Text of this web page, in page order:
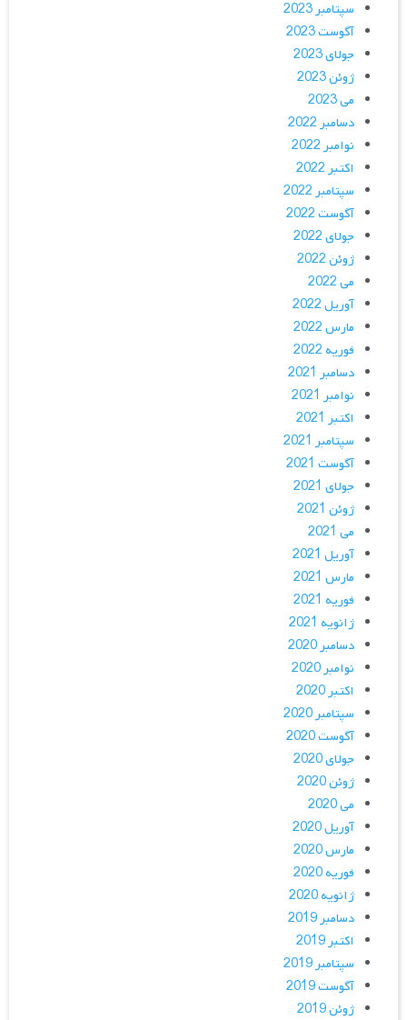
سپتامبر 2023
آگوست 2023
جولای 2023
ژوئن 2023
می 2023
دسامبر 2022
نوامبر 2022
اکتبر 2022
سپتامبر 2022
آگوست 2022
جولای 2022
ژوئن 2022
می 2022
آوریل 2022
مارس 2022
فوریه 2022
دسامبر 2021
نوامبر 2021
اکتبر 2021
سپتامبر 2021
آگوست 2021
جولای 2021
ژوئن 2021
می 2021
آوریل 2021
مارس 2021
فوریه 2021
ژانویه 2021
دسامبر 2020
نوامبر 2020
اکتبر 2020
سپتامبر 2020
آگوست 2020
جولای 2020
ژوئن 2020
می 2020
آوریل 2020
مارس 2020
فوریه 2020
ژانویه 2020
دسامبر 2019
اکتبر 2019
سپتامبر 2019
آگوست 2019
ژوئن 2019